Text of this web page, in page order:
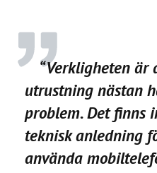
“Verkligheten är att ny teknik och ny
utrustning nästan
problem. Det finns
teknisk anledning
använda